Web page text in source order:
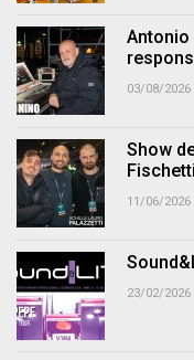
Antonio
03/08/2026
Show
11/06/2026
23/02/2026